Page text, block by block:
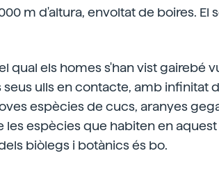
m d'altura, envoltat de boires. El
qual els homes s'han vist gairebé
ulls en contacte, amb infinitat
espècies de cucs, aranyes
les espècies que habiten en
biòlegs i botànics és bo.